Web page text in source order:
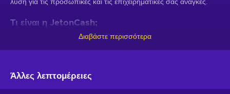
λύση για τις προσωπικές και τις επιχειρηματικές σας ανάγκες.
Τι είναι η JetonCash;
Η JetonCash είναι μια φιλική προς το χρήστη λύση ψηφιακών
πληρωμών που κάνει τις διαδικτυακές συναλλαγές ασφαλείς και
δυσκολίες των παραδοσιακών τραπεζικών υπηρεσιών, και
Διαβάστε περισσότερα
Άλλες λεπτομέρειες